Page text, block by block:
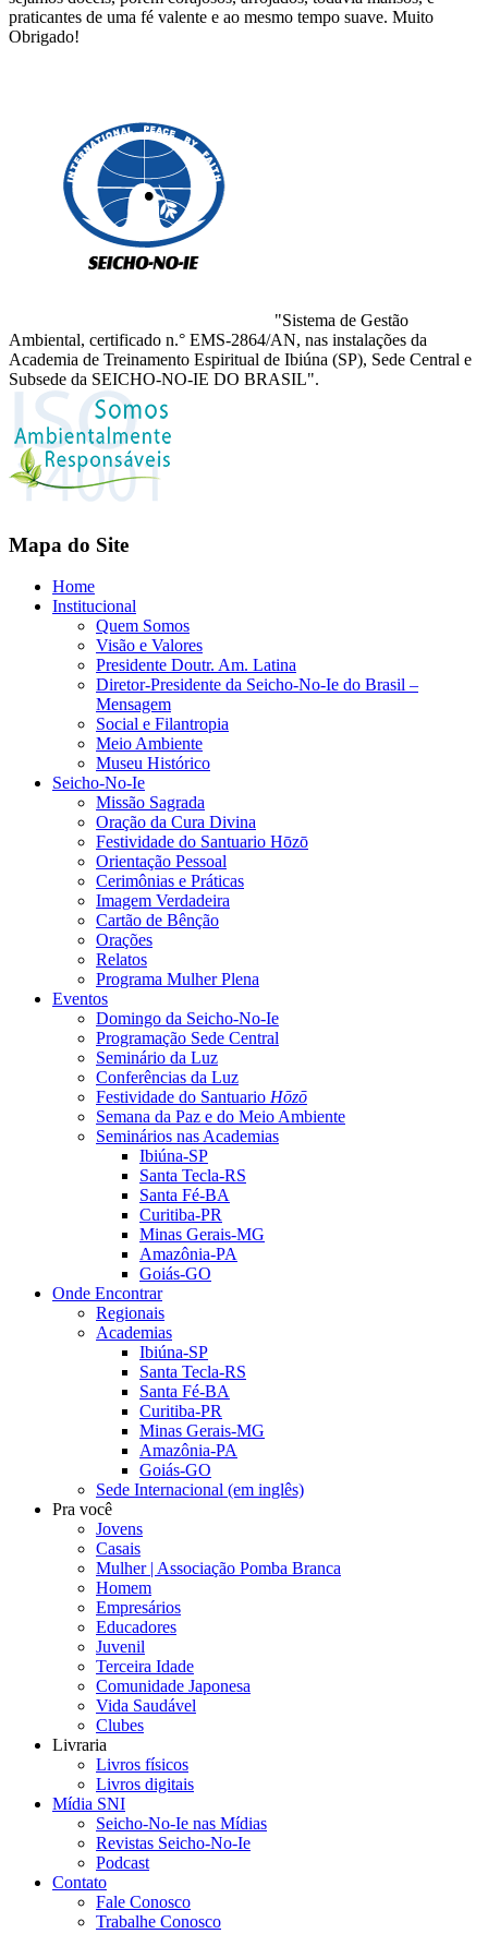
praticantes de uma fé valente e ao mesmo tempo suave. Muito
Obrigado!
"Sistema de Gestão
Ambiental, certificado n.° EMS-2864/AN, nas instalações da
Academia de Treinamento Espiritual de Ibiúna (SP), Sede Central e
Subsede da SEICHO-NO-IE DO BRASIL".
Mapa do Site
Home
Institucional
Quem Somos
Visão e Valores
Presidente Doutr. Am. Latina
Diretor-Presidente da Seicho-No-Ie do Brasil –
Mensagem
Social e Filantropia
Meio Ambiente
Museu Histórico
Seicho-No-Ie
Missão Sagrada
Oração da Cura Divina
Festividade do Santuario Hōzō
Orientação Pessoal
Cerimônias e Práticas
Imagem Verdadeira
Cartão de Bênção
Orações
Relatos
Programa Mulher Plena
Eventos
Domingo da Seicho-No-Ie
Programação Sede Central
Seminário da Luz
Conferências da Luz
Festividade do Santuario Hōzō
Semana da Paz e do Meio Ambiente
Seminários nas Academias
Ibiúna-SP
Santa Tecla-RS
Santa Fé-BA
Curitiba-PR
Minas Gerais-MG
Amazônia-PA
Goiás-GO
Onde Encontrar
Regionais
Academias
Ibiúna-SP
Santa Tecla-RS
Santa Fé-BA
Curitiba-PR
Minas Gerais-MG
Amazônia-PA
Goiás-GO
Sede Internacional (em inglês)
Pra você
Jovens
Casais
Mulher | Associação Pomba Branca
Homem
Empresários
Educadores
Juvenil
Terceira Idade
Comunidade Japonesa
Vida Saudável
Clubes
Livraria
Livros físicos
Livros digitais
Mídia SNI
Seicho-No-Ie nas Mídias
Revistas Seicho-No-Ie
Podcast
Contato
Fale Conosco
Trabalhe Conosco